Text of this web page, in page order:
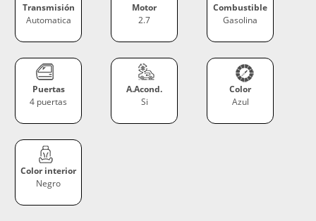
Transmisión
Automatica
Motor
2.7
Combustible
Gasolina
Puertas
4 puertas
A.Acond.
Si
Color
Azul
Color interior
Negro